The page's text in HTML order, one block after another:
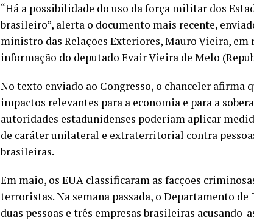
“Há a possibilidade do uso da força militar dos
brasileiro”, alerta o documento mais recente,
ministro das Relações Exteriores, Mauro Vieira, em
informação do deputado Evair Vieira de Melo
No texto enviado ao Congresso, o chanceler afirma
impactos relevantes para a economia e para a
autoridades estadunidenses poderiam aplicar
de caráter unilateral e extraterritorial contra
brasileiras.
Em maio, os EUA classificaram as facções
terroristas. Na semana passada, o Departamento
duas pessoas e três empresas brasileiras acusando-